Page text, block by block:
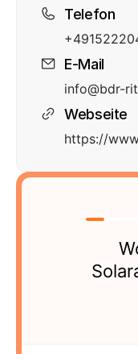
Telefon
E-Mail
info@bdr-
Webseite
https://